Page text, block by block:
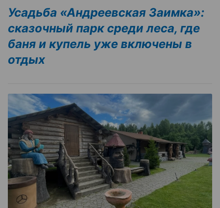
Усадьба «Андреевская Заимка»:
сказочный парк среди леса, где
баня и купель уже включены в
отдых